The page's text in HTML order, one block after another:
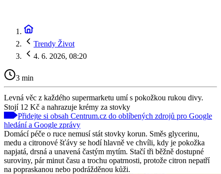
Trendy Život
4. 6. 2026, 08:20
3 min
Levná věc z každého supermarketu umí s pokožkou rukou divy.
Stojí 12 Kč a nahrazuje krémy za stovky
Přidejte si obsah Centrum.cz do oblíbených zdrojů pro Google
hledání a Google zprávy
Domácí péče o ruce nemusí stát stovky korun. Směs glycerinu,
medu a citronové šťávy se hodí hlavně ve chvíli, kdy je pokožka
napjatá, drsná a unavená častým mytím. Stačí tři běžně dostupné
suroviny, pár minut času a trochu opatrnosti, protože citron nepatří
na popraskanou nebo podrážděnou kůži.